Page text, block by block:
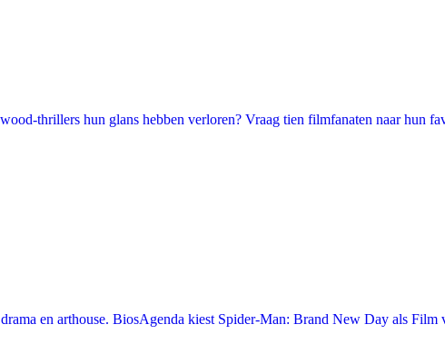
thrillers hun glans hebben verloren? Vraag tien filmfanaten naar hun
en arthouse. BiosAgenda kiest Spider-Man: Brand New Day als